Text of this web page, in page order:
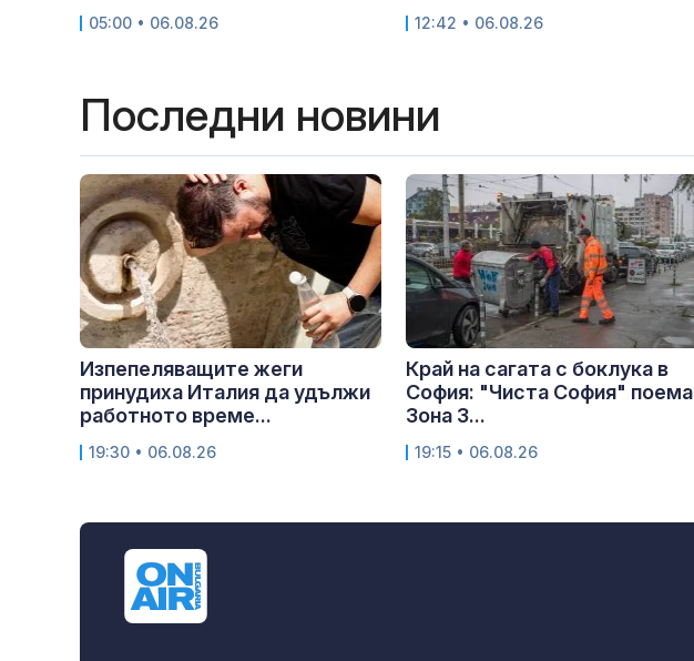
05:00 • 06.08.26 12:42 • 06.08.26
Последни новини
Изпепеляващите жеги
принудиха Италия да удължи
работното време...
19:30 • 06.08.26
Край на сагата с боклука в
София: "Чиста София" поема
Зона 3...
19:15 • 06.08.26